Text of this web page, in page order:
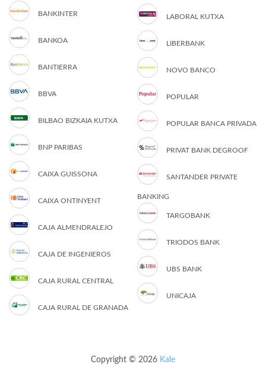
BANKINTER
BANKOA
BANTIERRA
BBVA
BILBAO BIZKAIA KUTXA
BNP PARIBAS
CAIXA GUISSONA
CAIXA ONTINYENT
CAJA ALMENDRALEJO
CAJA DE INGENIEROS
CAJA RURAL CENTRAL
CAJA RURAL DE GRANADA
LABORAL KUTXA
LIBERBANK
NOVO BANCO
POPULAR
POPULAR BANCA PRIVADA
PRIVAT BANK DEGROOF
SANTANDER PRIVATE
BANKING
TARGOBANK
TRIODOS BANK
UBS BANK
UNICAJA
Copyright © 2026 Kale